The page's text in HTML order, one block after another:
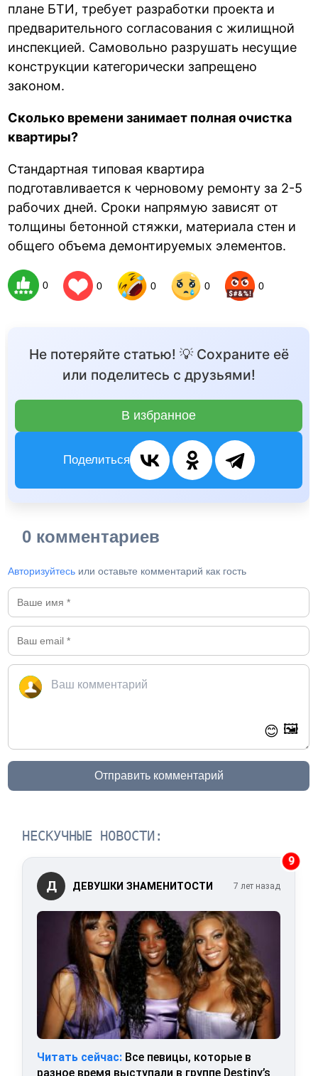
плане БТИ, требует разработки проекта и
предварительного согласования с жилищной
инспекцией. Самовольно разрушать несущие
конструкции категорически запрещено
законом.
Сколько времени занимает полная очистка
квартиры?
Стандартная типовая квартира
подготавливается к черновому ремонту за 2-5
рабочих дней. Сроки напрямую зависят от
толщины бетонной стяжки, материала стен и
общего объема демонтируемых элементов.
0 0 0 0 0
Не потеряйте статью! 💡 Сохраните её
или поделитесь с друзьями!
В избранное
Поделиться
0 комментариев
Авторизуйтесь или оставьте комментарий как гость
😊 🖼️
Отправить комментарий
НЕСКУЧНЫЕ НОВОСТИ:
9
Д ДЕВУШКИ ЗНАМЕНИТОСТИ 7 лет назад
Читать сейчас: Все певицы, которые в
разное время выступали в группе Destiny’s